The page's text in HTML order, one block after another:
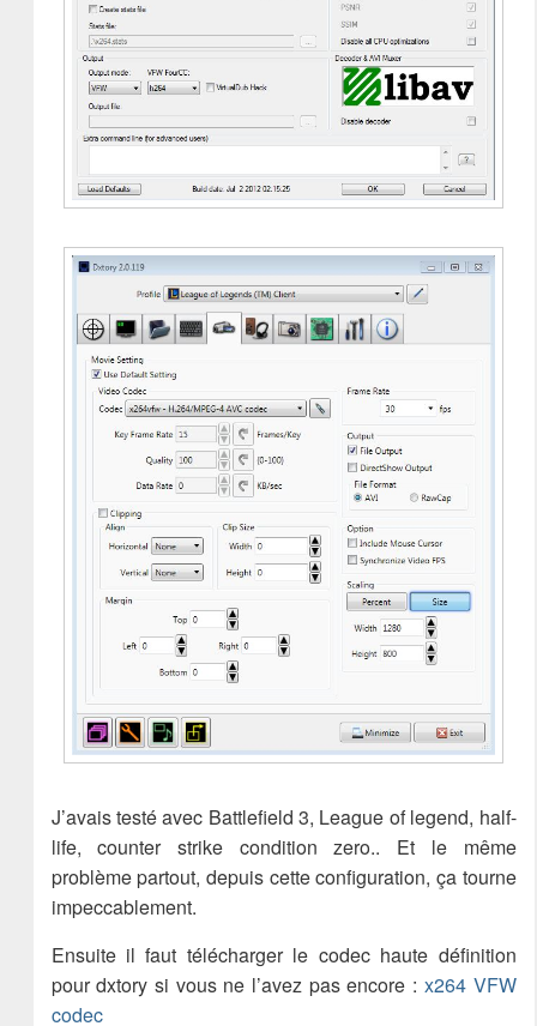
J’avais testé avec Battlefield 3, League of legend, half-
life, counter strike condition zero.. Et le même
problème partout, depuis cette configuration, ça tourne
impeccablement.
Ensuite il faut télécharger le codec haute définition
pour dxtory si vous ne l’avez pas encore : x264 VFW
codec